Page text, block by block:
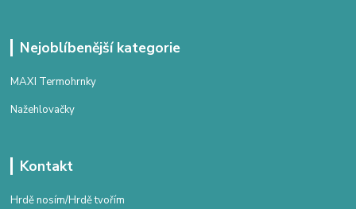
Nejoblíbenější kategorie
MAXI Termohrnky
Nažehlovačky
Kontakt
Hrdě nosím/Hrdě tvořím